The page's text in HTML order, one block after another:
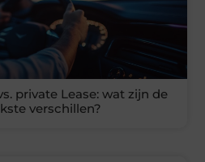
private Lease: wat zijn de
verschillen?